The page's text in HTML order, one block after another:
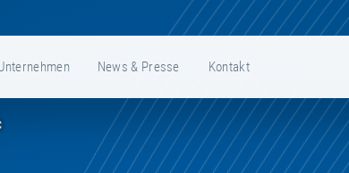
News & Presse Kontakt